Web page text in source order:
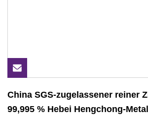
China SGS-zugelassener reiner
99,995 % Hebei Hengchong-Metall